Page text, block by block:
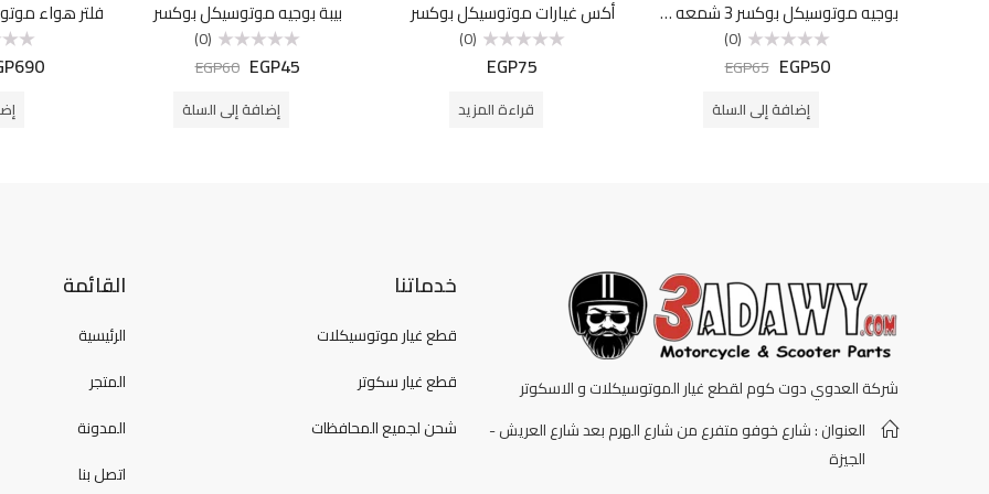
بوجيه موتوسيكل بوكسر 3 شمعه A7TC
التقييم
(0)
EGP50
EGP65
إضافة إلى السلة
أكس غيارات موتوسيكل بوكسر
التقييم
(0)
EGP75
قراءة المزيد
بيبة بوجيه موتوسيكل بوكسر
التقييم
(0)
EGP45
EGP60
إضافة إلى السلة
690
شركة العدوي دوت كوم لقطع غيار الموتوسيكلات و الاسكوتر
العنوان : شارع خوفو متفرع من شارع الهرم بعد شارع العريش -
الجيزة
خدماتنا
قطع غيار موتوسيكلات
قطع غيار سكوتر
شحن لجميع المحافظات
القائمة
الرئيسية
المتجر
المدونة
اتصل بنا